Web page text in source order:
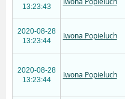
13:23:43
2020-08-28
13:23:44
Iwona Popieluch
2020-08-28
13:23:44
Iwona Popieluch